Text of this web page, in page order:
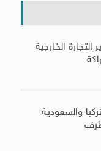
الخارجية
والسعودية